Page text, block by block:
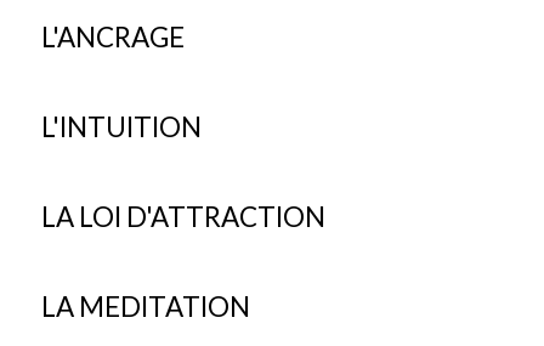
L'ANCRAGE
L'INTUITION
LA LOI D'ATTRACTION
LA MEDITATION